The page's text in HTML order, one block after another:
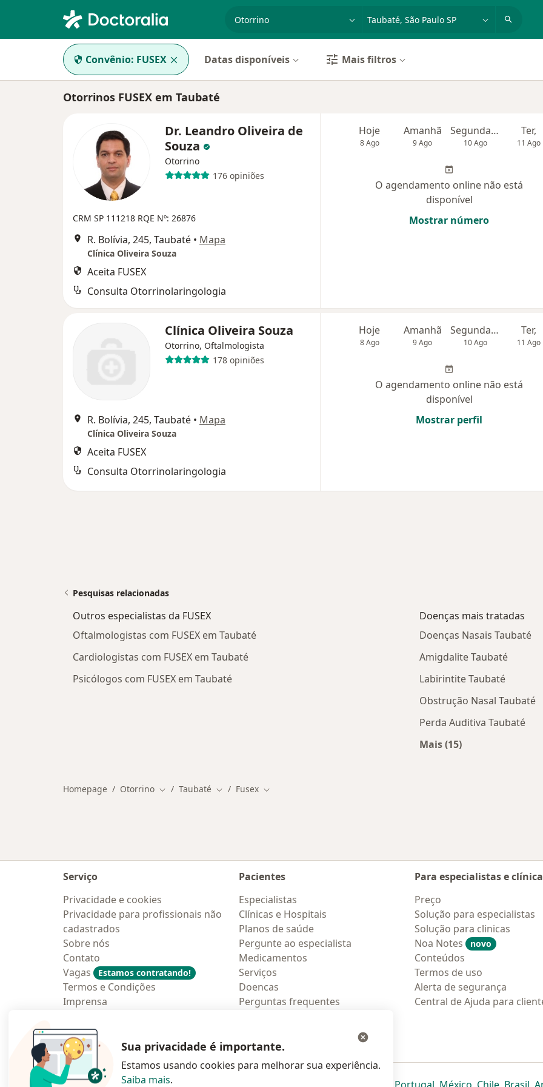
cidade ou região
Convênio: FUSEX Datas disponíveis Mais filtros
Otorrinos FUSEX em Taubaté
Dr. Leandro Oliveira de
Souza
Otorrino
176 opiniões
CRM SP 111218 RQE Nº: 26876
R. Bolívia, 245, Taubaté • Mapa
Clínica Oliveira Souza
Aceita FUSEX
Consulta Otorrinolaringologia
Hoje
8 Ago
Amanhã
9 Ago
Segunda-feira
10 Ago
Ter,
11 Ago
O agendamento online não está
disponível
Mostrar número
Clínica Oliveira Souza
Otorrino, Oftalmologista
178 opiniões
R. Bolívia, 245, Taubaté • Mapa
Clínica Oliveira Souza
Aceita FUSEX
Consulta Otorrinolaringologia
Hoje
8 Ago
Amanhã
9 Ago
Segunda-feira
10 Ago
Ter,
11 Ago
O agendamento online não está
disponível
Mostrar perfil
Pesquisas relacionadas
Outros especialistas da FUSEX
Oftalmologistas com FUSEX em Taubaté
Cardiologistas com FUSEX em Taubaté
Psicólogos com FUSEX em Taubaté
Doenças mais tratadas
Doenças Nasais Taubaté
Amigdalite Taubaté
Labirintite Taubaté
Obstrução Nasal Taubaté
Perda Auditiva Taubaté
Mais (15)
Homepage Otorrino Mudar de cidade
Taubaté Mudar de cidade
Fusex Mudar de cidade
Serviço
Privacidade e cookies
Privacidade para profissionais não
cadastrados
Sobre nós
Contato
Vagas
Estamos contratando!
Termos e Condições
Imprensa
Pacientes
Especialistas
Clínicas e Hospitais
Planos de saúde
Pergunte ao especialista
Medicamentos
Serviços
Doencas
Perguntas frequentes
Para especialistas e
Preço
Solução para especialistas
Solução para clinicas
Noa Notes
novo
Conteúdos
Termos de uso
Alerta de segurança
Central de Ajuda para
abre num novo separadorabre num novo separador
abre num novo separador
abre num novo
abre num
abre
Sua privacidade é importante.
Estamos usando cookies para melhorar sua experiência.
Saiba mais.